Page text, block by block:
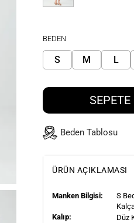
BEDEN
S M L
SEPETE
Beden Tablosu
ÜRÜN AÇIKLAMASI
Manken Bilgisi: S
Kalıp:
Düz